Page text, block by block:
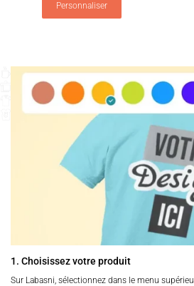
Personnaliser
1. Choisissez votre produit
Sur Labasni, sélectionnez dans le menu